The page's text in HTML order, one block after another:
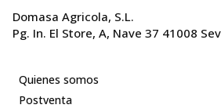
Domasa Agricola, S.L.
Pg. In. El Store, A, Nave 37 41008
Quienes somos
Postventa